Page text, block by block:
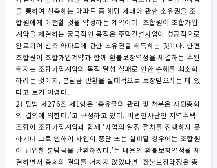
을 통하여 신축하는 아파트 중 해당 세대에 관한 소유권을 조
합원에게 이전할 것을 약정하는 계약이다. 조합원이 조합가입
계약을 체결하는 궁극적인 목적은 주택건설사업이 성공적으로
완료되어 신축 아파트에 관한 소유권을 취득하는 것이다. 한편
조합원이 조합가입계약과 함께 환불보장약정을 체결하는 주된
취지는 조합가입계약의 목적 달성 실패로 인한 손해를 최소화
하려는 것이지, 분담금 반환을 절대적으로 보장받으려는 데 있
다고 보기 어렵다.
2) 민법 제276조 제1항은 ‘총유물의 관리 및 처분은 사원총회
의 결의에 의한다.’고 규정하고 있다. 비법인사단인 지역주택
조합이 조합가입계약과 함께 ‘사업의 일정 절차를 진행하지 못
하거나 그로 인하여 사업이 중단 또는 실패할 경우에는 조합원
이 납입한 분담금을 반환하겠다.’는 내용의 환불보장약정을 체
결하면서 총회의 결의를 거치지 않았다면, 환불보장약정은 총